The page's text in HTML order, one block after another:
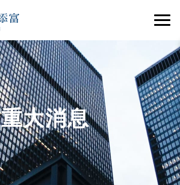
重大消息